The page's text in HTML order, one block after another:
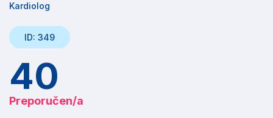
Kardiolog
ID: 349
40
Preporučen/a